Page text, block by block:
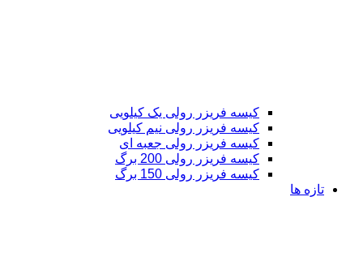
کیسه فریزر رولی یک کیلویی
کیسه فریزر رولی نیم کیلویی
کیسه فریزر رولی جعبه ای
کیسه فریزر رولی 200 برگ
کیسه فریزر رولی 150 برگ
تازه ها